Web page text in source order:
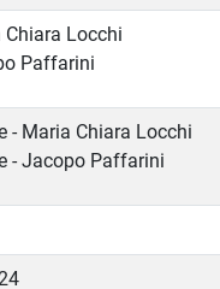
Chiara Locchi
Paffarini
- Maria Chiara Locchi
- Jacopo Paffarini